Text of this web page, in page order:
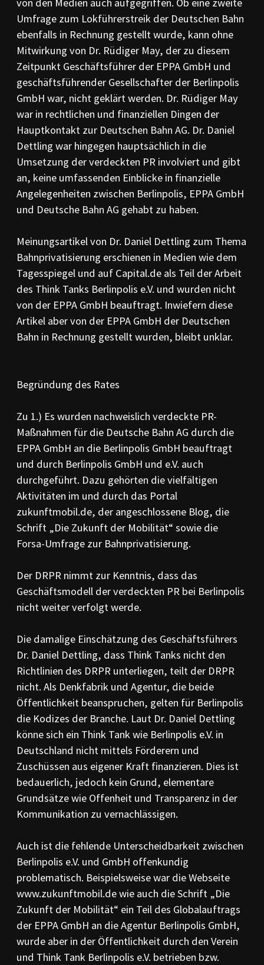
Umfrage zum Lokführerstreik der Deutschen Bahn
ebenfalls in Rechnung gestellt wurde, kann ohne
Mitwirkung von Dr. Rüdiger May, der zu diesem
Zeitpunkt Geschäftsführer der EPPA GmbH und
geschäftsführender Gesellschafter der Berlinpolis
GmbH war, nicht geklärt werden. Dr. Rüdiger May
war in rechtlichen und finanziellen Dingen der
Hauptkontakt zur Deutschen Bahn AG. Dr. Daniel
Dettling war hingegen hauptsächlich in die
Umsetzung der verdeckten PR involviert und gibt
an, keine umfassenden Einblicke in finanzielle
Angelegenheiten zwischen Berlinpolis, EPPA GmbH
und Deutsche Bahn AG gehabt zu haben.
Meinungsartikel von Dr. Daniel Dettling zum Thema
Bahnprivatisierung erschienen in Medien wie dem
Tagesspiegel und auf Capital.de als Teil der Arbeit
des Think Tanks Berlinpolis e.V. und wurden nicht
von der EPPA GmbH beauftragt. Inwiefern diese
Artikel aber von der EPPA GmbH der Deutschen
Bahn in Rechnung gestellt wurden, bleibt unklar.
Begründung des Rates
Zu 1.) Es wurden nachweislich verdeckte PR-
Maßnahmen für die Deutsche Bahn AG durch die
EPPA GmbH an die Berlinpolis GmbH beauftragt
und durch Berlinpolis GmbH und e.V. auch
durchgeführt. Dazu gehörten die vielfältigen
Aktivitäten im und durch das Portal
zukunftmobil.de, der angeschlossene Blog, die
Schrift „Die Zukunft der Mobilität“ sowie die
Forsa-Umfrage zur Bahnprivatisierung.
Der DRPR nimmt zur Kenntnis, dass das
Geschäftsmodell der verdeckten PR bei Berlinpolis
nicht weiter verfolgt werde.
Die damalige Einschätzung des Geschäftsführers
Dr. Daniel Dettling, dass Think Tanks nicht den
Richtlinien des DRPR unterliegen, teilt der DRPR
nicht. Als Denkfabrik und Agentur, die beide
Öffentlichkeit beanspruchen, gelten für Berlinpolis
die Kodizes der Branche. Laut Dr. Daniel Dettling
könne sich ein Think Tank wie Berlinpolis e.V. in
Deutschland nicht mittels Förderern und
Zuschüssen aus eigener Kraft finanzieren. Dies ist
bedauerlich, jedoch kein Grund, elementare
Grundsätze wie Offenheit und Transparenz in der
Kommunikation zu vernachlässigen.
Auch ist die fehlende Unterscheidbarkeit zwischen
Berlinpolis e.V. und GmbH offenkundig
problematisch. Beispielsweise war die Webseite
www.zukunftmobil.de wie auch die Schrift „Die
Zukunft der Mobilität“ ein Teil des Globalauftrags
der EPPA GmbH an die Agentur Berlinpolis GmbH,
wurde aber in der Öffentlichkeit durch den Verein
und Think Tank Berlinpolis e.V. betrieben bzw.